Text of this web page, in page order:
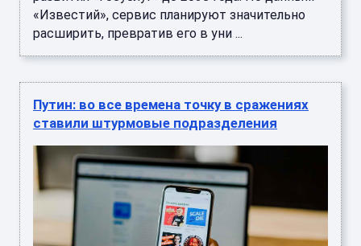
«Известий», сервис планируют значительно
расширить, превратив его в уни ...
Путин: во все времена точку в сражениях
ставили штурмовые подразделения